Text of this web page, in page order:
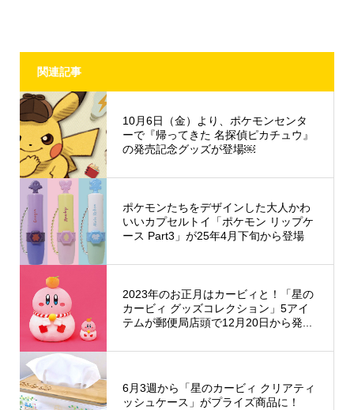
関連記事
10月6日（金）より、ポケモンセンタ
ーで『帰ってきた 名探偵ピカチュウ』
の発売記念グッズが登場￼
ポケモンたちをデザインした大人かわ
いいカプセルトイ「ポケモン リップケ
ース Part3」が25年4月下旬から登場
2023年のお正月はカービィと！「星の
カービィ グッズコレクション」5アイ
テムが郵便局店頭で12月20日から発...
6月3週から「星のカービィ クリアティ
ッシュケース」がプライズ商品に！